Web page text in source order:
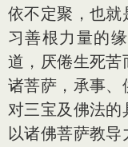
依不定聚，也就
习善根力量的
道，厌倦生死苦
诸菩萨，承事、
对三宝及佛法的
以诸佛菩萨教